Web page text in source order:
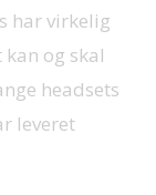
har virkelig
og skal
headsets
leveret